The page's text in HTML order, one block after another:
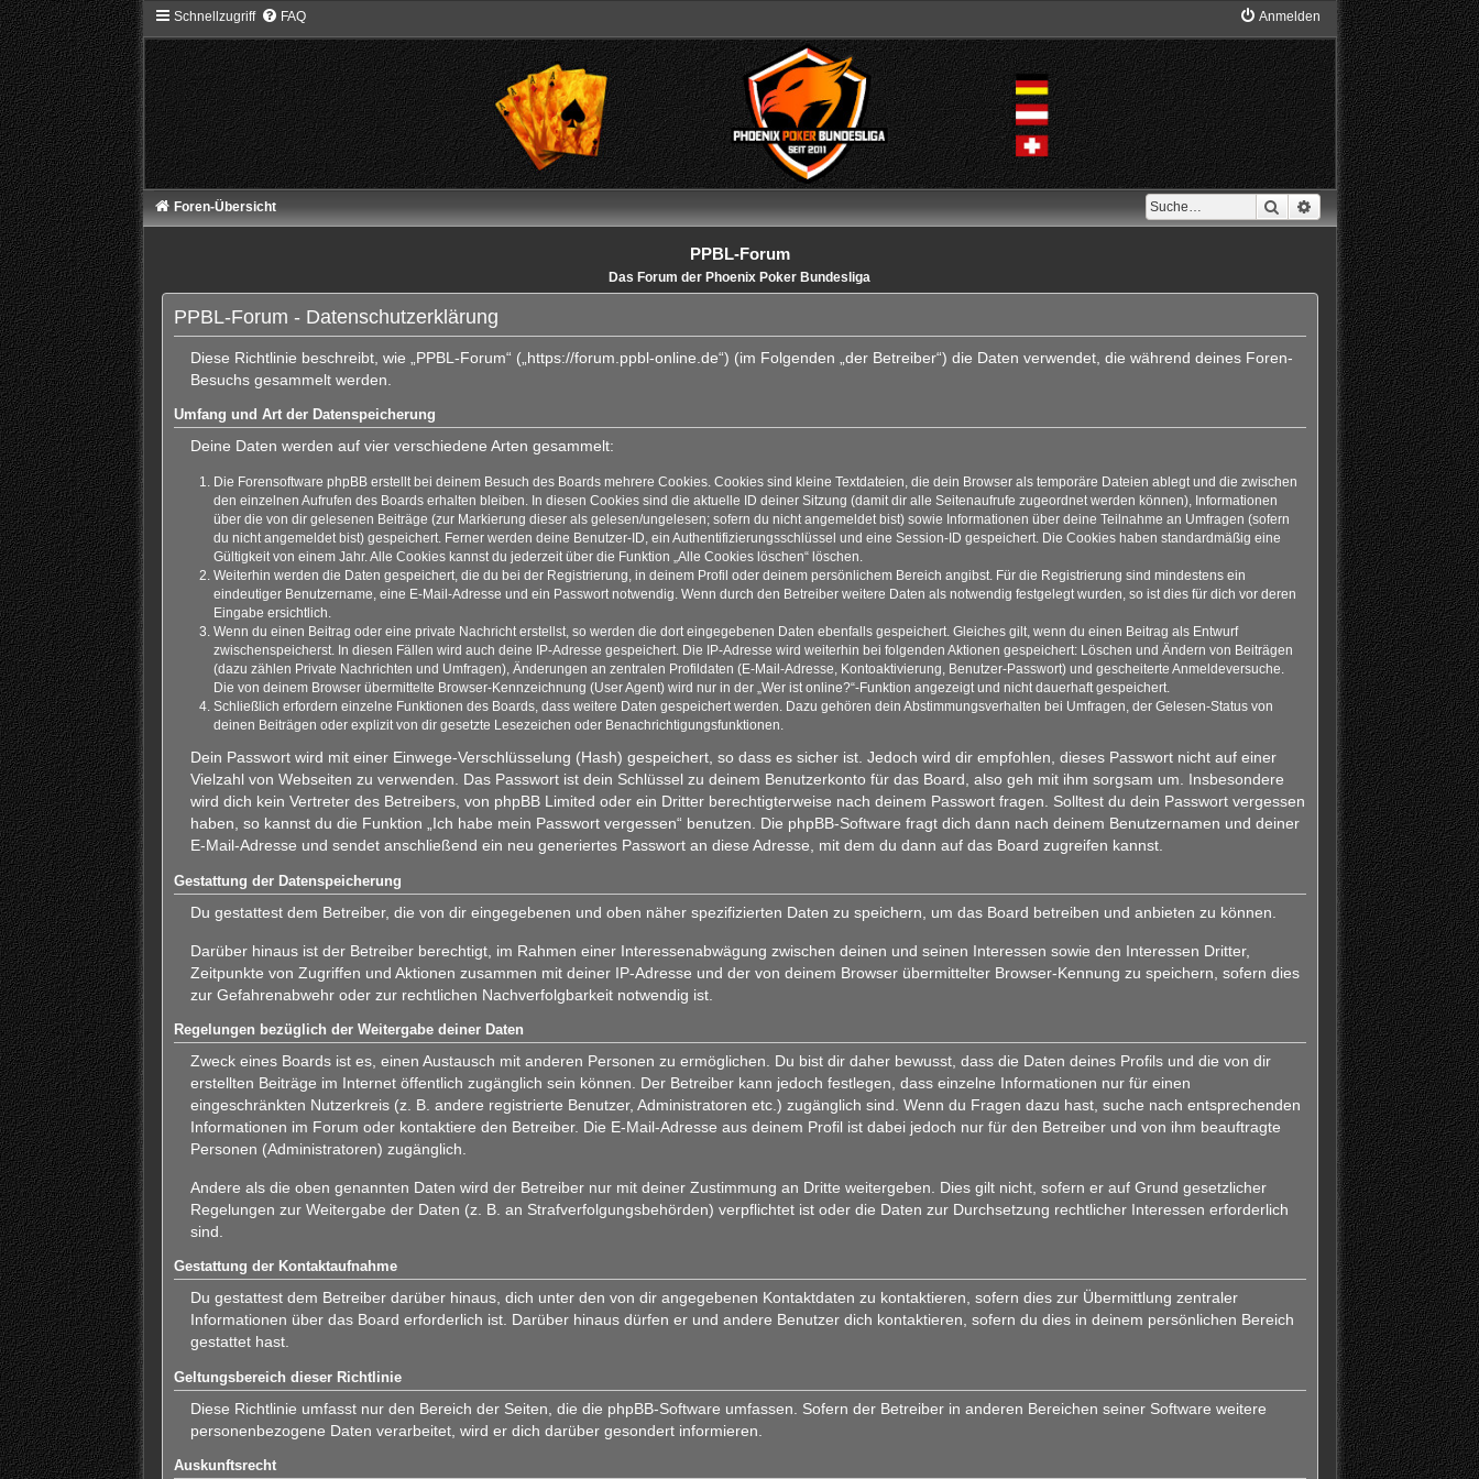
Schnellzugriff FAQ Anmelden
Suche Erweiterte Suche
Foren-Übersicht
PPBL-Forum
Das Forum der Phoenix Poker Bundesliga
PPBL-Forum - Datenschutzerklärung
Diese Richtlinie beschreibt, wie „PPBL-Forum“ („https://forum.ppbl-online.de“) (im Folgenden „der Betreiber“) die Daten verwendet, die während deines Foren-
Besuchs gesammelt werden.
Umfang und Art der Datenspeicherung
Deine Daten werden auf vier verschiedene Arten gesammelt:
Die Forensoftware phpBB erstellt bei deinem Besuch des Boards mehrere Cookies. Cookies sind kleine Textdateien, die dein Browser als temporäre Dateien ablegt und die zwischen
den einzelnen Aufrufen des Boards erhalten bleiben. In diesen Cookies sind die aktuelle ID deiner Sitzung (damit dir alle Seitenaufrufe zugeordnet werden können), Informationen
über die von dir gelesenen Beiträge (zur Markierung dieser als gelesen/ungelesen; sofern du nicht angemeldet bist) sowie Informationen über deine Teilnahme an Umfragen (sofern
du nicht angemeldet bist) gespeichert. Ferner werden deine Benutzer-ID, ein Authentifizierungsschlüssel und eine Session-ID gespeichert. Die Cookies haben standardmäßig eine
Gültigkeit von einem Jahr. Alle Cookies kannst du jederzeit über die Funktion „Alle Cookies löschen“ löschen.
Weiterhin werden die Daten gespeichert, die du bei der Registrierung, in deinem Profil oder deinem persönlichem Bereich angibst. Für die Registrierung sind mindestens ein
eindeutiger Benutzername, eine E-Mail-Adresse und ein Passwort notwendig. Wenn durch den Betreiber weitere Daten als notwendig festgelegt wurden, so ist dies für dich vor deren
Eingabe ersichtlich.
Wenn du einen Beitrag oder eine private Nachricht erstellst, so werden die dort eingegebenen Daten ebenfalls gespeichert. Gleiches gilt, wenn du einen Beitrag als Entwurf
zwischenspeicherst. In diesen Fällen wird auch deine IP-Adresse gespeichert. Die IP-Adresse wird weiterhin bei folgenden Aktionen gespeichert: Löschen und Ändern von Beiträgen
(dazu zählen Private Nachrichten und Umfragen), Änderungen an zentralen Profildaten (E-Mail-Adresse, Kontoaktivierung, Benutzer-Passwort) und gescheiterte Anmeldeversuche.
Die von deinem Browser übermittelte Browser-Kennzeichnung (User Agent) wird nur in der „Wer ist online?“-Funktion angezeigt und nicht dauerhaft gespeichert.
Schließlich erfordern einzelne Funktionen des Boards, dass weitere Daten gespeichert werden. Dazu gehören dein Abstimmungsverhalten bei Umfragen, der Gelesen-Status von
deinen Beiträgen oder explizit von dir gesetzte Lesezeichen oder Benachrichtigungsfunktionen.
Dein Passwort wird mit einer Einwege-Verschlüsselung (Hash) gespeichert, so dass es sicher ist. Jedoch wird dir empfohlen, dieses Passwort nicht auf einer
Vielzahl von Webseiten zu verwenden. Das Passwort ist dein Schlüssel zu deinem Benutzerkonto für das Board, also geh mit ihm sorgsam um. Insbesondere
wird dich kein Vertreter des Betreibers, von phpBB Limited oder ein Dritter berechtigterweise nach deinem Passwort fragen. Solltest du dein Passwort vergessen
haben, so kannst du die Funktion „Ich habe mein Passwort vergessen“ benutzen. Die phpBB-Software fragt dich dann nach deinem Benutzernamen und deiner
E-Mail-Adresse und sendet anschließend ein neu generiertes Passwort an diese Adresse, mit dem du dann auf das Board zugreifen kannst.
Gestattung der Datenspeicherung
Du gestattest dem Betreiber, die von dir eingegebenen und oben näher spezifizierten Daten zu speichern, um das Board betreiben und anbieten zu können.
Darüber hinaus ist der Betreiber berechtigt, im Rahmen einer Interessenabwägung zwischen deinen und seinen Interessen sowie den Interessen Dritter,
Zeitpunkte von Zugriffen und Aktionen zusammen mit deiner IP-Adresse und der von deinem Browser übermittelter Browser-Kennung zu speichern, sofern dies
zur Gefahrenabwehr oder zur rechtlichen Nachverfolgbarkeit notwendig ist.
Regelungen bezüglich der Weitergabe deiner Daten
Zweck eines Boards ist es, einen Austausch mit anderen Personen zu ermöglichen. Du bist dir daher bewusst, dass die Daten deines Profils und die von dir
erstellten Beiträge im Internet öffentlich zugänglich sein können. Der Betreiber kann jedoch festlegen, dass einzelne Informationen nur für einen
eingeschränkten Nutzerkreis (z. B. andere registrierte Benutzer, Administratoren etc.) zugänglich sind. Wenn du Fragen dazu hast, suche nach entsprechenden
Informationen im Forum oder kontaktiere den Betreiber. Die E-Mail-Adresse aus deinem Profil ist dabei jedoch nur für den Betreiber und von ihm beauftragte
Personen (Administratoren) zugänglich.
Andere als die oben genannten Daten wird der Betreiber nur mit deiner Zustimmung an Dritte weitergeben. Dies gilt nicht, sofern er auf Grund gesetzlicher
Regelungen zur Weitergabe der Daten (z. B. an Strafverfolgungsbehörden) verpflichtet ist oder die Daten zur Durchsetzung rechtlicher Interessen erforderlich
sind.
Gestattung der Kontaktaufnahme
Du gestattest dem Betreiber darüber hinaus, dich unter den von dir angegebenen Kontaktdaten zu kontaktieren, sofern dies zur Übermittlung zentraler
Informationen über das Board erforderlich ist. Darüber hinaus dürfen er und andere Benutzer dich kontaktieren, sofern du dies in deinem persönlichen Bereich
gestattet hast.
Geltungsbereich dieser Richtlinie
Diese Richtlinie umfasst nur den Bereich der Seiten, die die phpBB-Software umfassen. Sofern der Betreiber in anderen Bereichen seiner Software weitere
personenbezogene Daten verarbeitet, wird er dich darüber gesondert informieren.
Auskunftsrecht